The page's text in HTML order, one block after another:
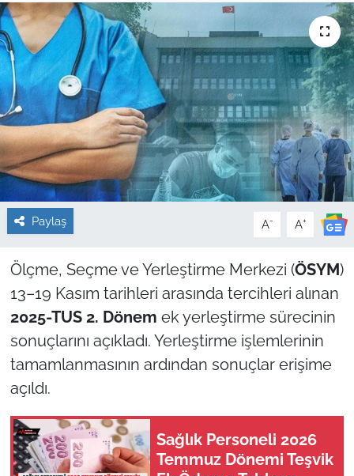
Paylaş A- A+
Ölçme, Seçme ve Yerleştirme Merkezi (ÖSYM)
13–19 Kasım tarihleri arasında tercihleri alınan
2025-TUS 2. Dönem ek yerleştirme sürecinin
sonuçlarını açıkladı. Yerleştirme işlemlerinin
tamamlanmasının ardından sonuçlar erişime
açıldı.
Sağlık Personeli 2026
Temmuz Dönemi Teşvik
Güncel
Kamu Alımları